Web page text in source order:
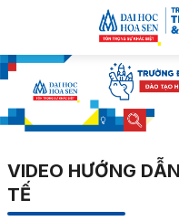
VIDEO HƯỚNG
TẾ